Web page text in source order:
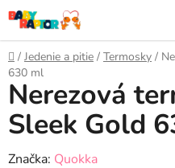
Prejsť
na
obsah
Domov
/ Jedenie a pitie / Termosky /
630 ml
Nerezová
Sleek Gold
Značka: Quokka